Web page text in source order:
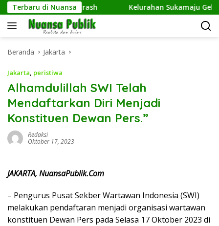
Langsung
ke
konten
Terbaru di Nuansa
Netrash Kelurahan Sukamaju Gelar Jumat
Beranda Jakarta
Jakarta, peristiwa
Alhamdulillah SWI Telah
Mendaftarkan Diri Menjadi
Konstituen Dewan Pers.”
Redaksi
Oktober 17, 2023
JAKARTA, NuansaPublik.Com
– Pengurus Pusat Sekber Wartawan Indonesia (SWI)
melakukan pendaftaran menjadi organisasi wartawan
konstituen Dewan Pers pada Selasa 17 Oktober 2023 di